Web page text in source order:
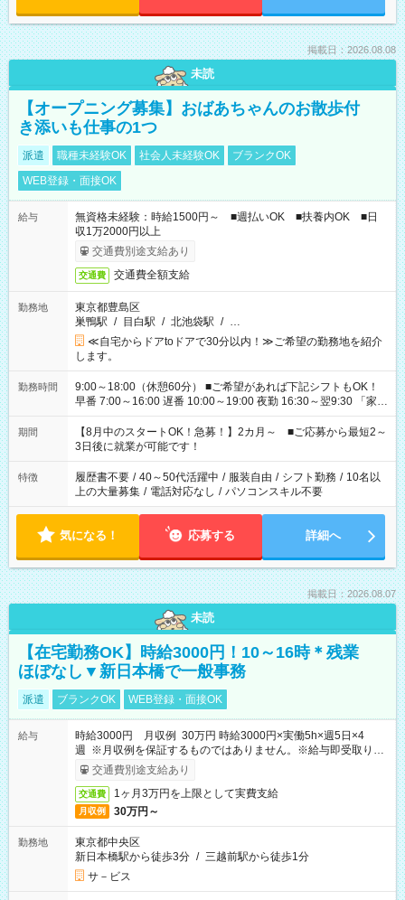
掲載日：2026.08.08
未読
【オープニング募集】おばあちゃんのお散歩付
き添いも仕事の1つ
派遣 職種未経験OK 社会人未経験OK
ブランクOK
WEB登録・面接OK
給与
無資格未経験：時給1500円～ ■週払いOK ■扶養内OK ■日
収1万2000円以上
交通費別途支給あり
交通費 交通費全額支給
勤務地
東京都豊島区
巣鴨駅 / 目白駅 / 北池袋駅 / …
≪自宅からドアtoドアで30分以内！≫ご希望の勤務地を紹介
します。
勤務時間
9:00～18:00（休憩60分） ■ご希望があれば下記シフトもOK！
早番 7:00～16:00 遅番 10:00～19:00 夜勤 16:30～翌9:30 「家族
と休みを合わせたい」 「余裕を持って夕飯の準備がしたい」
「できれば残業はしたくない」 など、ご希望を教えてください
ね。 ※Wワーク希望の方へ 今ご覧のお仕事で希望する勤務時間
と、もう1つのお仕事の勤務時間。 合計で週40時間を超える場
合は応募できません。
期間
【8月中のスタートOK！急募！】2カ月～ ■ご応募から最短2～
3日後に就業が可能です！
特徴 履歴書不要 / 40～50代活躍中 / 服装自由 / シフト勤務 / 10名以
上の大量募集 / 電話対応なし / パソコンスキル不要
気になる！ 応募する 詳細へ
掲載日：2026.08.07
未読
【在宅勤務OK】時給3000円！10～16時＊残業
ほぼなし▼新日本橋で一般事務
派遣 ブランクOK WEB登録・面接OK
給与
時給3000円 月収例 30万円 時給3000円×実働5h×週5日×4
週 ※月収例を保証するものではありません。※給与即受取りサ
ービス利用可（利用条件有）
交通費別途支給あり
交通費 1ヶ月3万円を上限として実費支給
月収例 30万円～
勤務地
東京都中央区
新日本橋駅から徒歩3分 / 三越前駅から徒歩1分
サ－ビス